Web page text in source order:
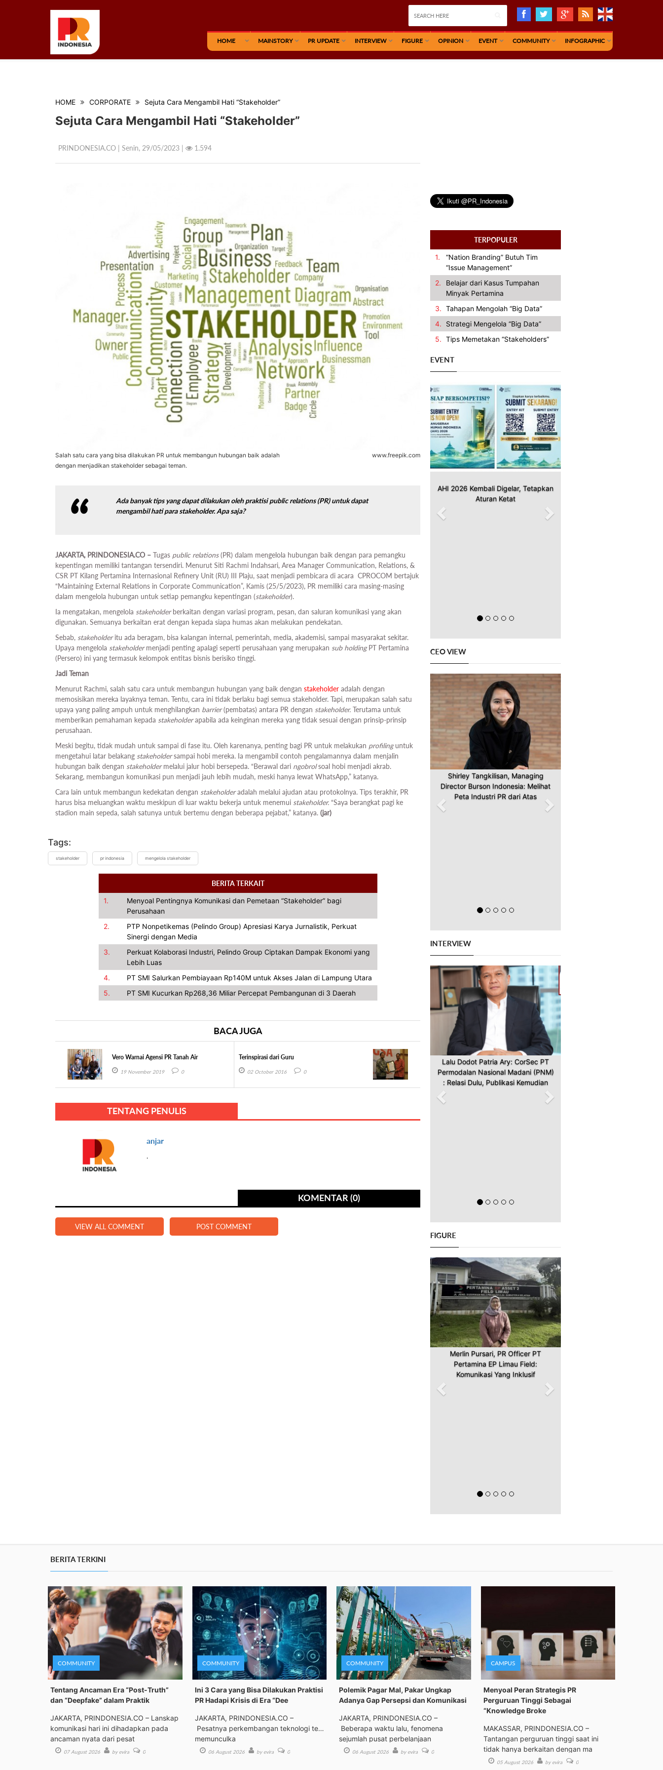
HOME MAINSTORY PR UPDATE INTERVIEW FIGURE OPINION EVENT COMMUNITY INFOGRAPHIC
HOME CORPORATE Sejuta Cara Mengambil Hati “Stakeholder”
Sejuta Cara Mengambil Hati “Stakeholder”
PRINDONESIA.CO | Senin, 29/05/2023 | 1.594
Salah satu cara yang bisa dilakukan PR untuk membangun hubungan baik adalah
dengan menjadikan stakeholder sebagai teman.
www.freepik.com
Ada banyak tips yang dapat dilakukan oleh praktisipublic relations(PR) untuk dapat
mengambil hati parastakeholder. Apa saja?
JAKARTA, PRINDONESIA.CO – Tugas public relations(PR) dalam mengelola hubungan baik dengan para pemangku
kepentingan memiliki tantangan tersendiri. Menurut Siti Rachmi Indahsari, Area Manager Communication, Relations, &
CSR PT Kilang Pertamina Internasional Refinery Unit (RU) III Plaju, saat menjadi pembicara di acara CPROCOM bertajuk
“Maintaining External Relations in Corporate Communication”, Kamis (25/5/2023), PR memiliki cara masing-masing
dalam mengelola hubungan untuk setiap pemangku kepentingan (stakeholder).
Ia mengatakan, mengelola stakeholderberkaitan dengan variasi program, pesan, dan saluran komunikasi yang akan
digunakan. Semuanya berkaitan erat dengan kepada siapa humas akan melakukan pendekatan.
Sebab, stakeholderitu ada beragam, bisa kalangan internal, pemerintah, media, akademisi, sampai masyarakat sekitar.
Upaya mengelola stakeholdermenjadi penting apalagi seperti perusahaan yang merupakan sub holdingPT Pertamina
(Persero) ini yang termasuk kelompok entitas bisnis berisiko tinggi.
Jadi Teman
Menurut Rachmi, salah satu cara untuk membangun hubungan yang baik dengan stakeholder adalah dengan
memosisikan mereka layaknya teman. Tentu, cara ini tidak berlaku bagi semua stakeholder. Tapi, merupakan salah satu
upaya yang paling ampuh untuk menghilangkan barrier(pembatas) antara PR dengan stakeholder. Terutama untuk
memberikan pemahaman kepada stakeholderapabila ada keinginan mereka yang tidak sesuai dengan prinsip-prinsip
perusahaan.
Meski begitu, tidak mudah untuk sampai di fase itu. Oleh karenanya, penting bagi PR untuk melakukan profilinguntuk
mengetahui latar belakang stakeholdersampai hobi mereka. Ia mengambil contoh pengalamannya dalam menjalin
hubungan baik dengan stakeholdermelalui jalur hobi bersepeda. “Berawal dari ngobrolsoal hobi menjadi akrab.
Sekarang, membangun komunikasi pun menjadi jauh lebih mudah, meski hanya lewat WhatsApp,” katanya.
Cara lain untuk membangun kedekatan dengan stakeholderadalah melalui ajudan atau protokolnya. Tips terakhir, PR
harus bisa meluangkan waktu meskipun di luar waktu bekerja untuk menemui stakeholder. “Saya berangkat pagi ke
stadion main sepeda, salah satunya untuk bertemu dengan beberapa pejabat,” katanya. (jar)
Tags:
stakeholder pr indonesia mengelola stakeholder
BERITA TERKAIT
1.
Menyoal Pentingnya Komunikasi dan Pemetaan “Stakeholder” bagi
Perusahaan
2.
PTP Nonpetikemas (Pelindo Group) Apresiasi Karya Jurnalistik, Perkuat
Sinergi dengan Media
3.
Perkuat Kolaborasi Industri, Pelindo Group Ciptakan Dampak Ekonomi yang
Lebih Luas
4.
PT SMI Salurkan Pembiayaan Rp140M untuk Akses Jalan di Lampung Utara
5.
PT SMI Kucurkan Rp268,36 Miliar Percepat Pembangunan di 3 Daerah
BACA JUGA
Vero Warnai Agensi PR Tanah Air
19 November 2019 0
Terinspirasi dari Guru
02 October 2016 0
TENTANG PENULIS
anjar
.
KOMENTAR (0)
VIEW ALL COMMENT POST COMMENT
TERPOPULER
1.
“Nation Branding” Butuh Tim
“Issue Management”
2.
Belajar dari Kasus Tumpahan
Minyak Pertamina
3. Tahapan Mengolah “Big Data”
4.
Strategi Mengelola “Big Data”
5. Tips Memetakan “Stakeholders”
EVENT
AHI 2026 Kembali Digelar, Tetapkan
Aturan Ketat
Previous Next
CEO VIEW
Shirley Tangkilisan, Managing
Director Burson Indonesia: Melihat
Peta Industri PR dari Atas
Previous Next
INTERVIEW
Lalu Dodot Patria Ary: CorSec PT
Permodalan Nasional Madani (PNM)
: Relasi Dulu, Publikasi Kemudian
Previous Next
FIGURE
Merlin Pursari, PR Officer PT
Pertamina EP Limau Field:
Komunikasi Yang Inklusif
Previous Next
BERITA TERKINI
COMMUNITY
Tentang Ancaman Era “Post-Truth”
dan “Deepfake” dalam Praktik
JAKARTA, PRINDONESIA.CO – Lanskap
komunikasi hari ini dihadapkan pada
ancaman nyata dari pesat
07 August 2026 by evira 0
COMMUNITY
Ini 3 Cara yang Bisa Dilakukan Praktisi
PR Hadapi Krisis di Era “Dee
JAKARTA, PRINDONESIA.CO –
Pesatnya perkembangan teknologi telah
memunculka
06 August 2026 by evira 0
COMMUNITY
Polemik Pagar Mal, Pakar Ungkap
Adanya Gap Persepsi dan Komunikasi
JAKARTA, PRINDONESIA.CO –
Beberapa waktu lalu, fenomena
sejumlah pusat perbelanjaan
06 August 2026 by evira 0
CAMPUS
Menyoal Peran Strategis PR
Perguruan Tinggi Sebagai
“Knowledge Broke
MAKASSAR, PRINDONESIA.CO –
Tantangan perguruan tinggi saat ini
tidak hanya berkaitan dengan ma
05 August 2026 by evira 0